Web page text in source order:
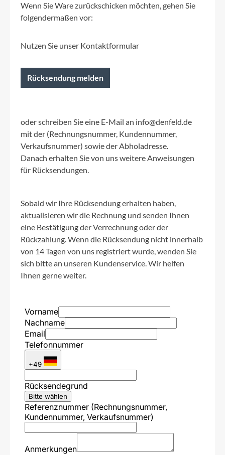
Wenn Sie Ware zurückschicken möchten, gehen Sie
folgendermaßen vor:
Nutzen Sie unser Kontaktformular
Rücksendung melden
oder schreiben Sie eine E-Mail an info@denfeld.de
mit der (Rechnungsnummer, Kundennummer,
Verkaufsnummer) sowie der Abholadresse.
Danach erhalten Sie von uns weitere Anweisungen
für Rücksendungen.
Sobald wir Ihre Rücksendung erhalten haben,
aktualisieren wir die Rechnung und senden Ihnen
eine Bestätigung der Verrechnung oder der
Rückzahlung. Wenn die Rücksendung nicht innerhalb
von 14 Tagen von uns registriert wurde, wenden Sie
sich bitte an unseren Kundenservice. Wir helfen
Ihnen gerne weiter.